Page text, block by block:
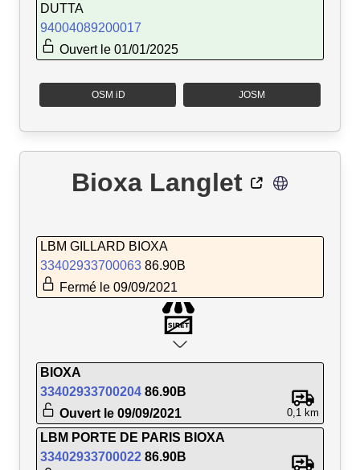
DUTTA
94004089200017
Ouvert le 01/01/2025
OSM iD JOSM
Bioxa Langlet
LBM GILLARD BIOXA
33402933700063 86.90B
Fermé le 09/09/2021
BIOXA
33402933700204 86.90B
Ouvert le 09/09/2021
0,1 km
LBM PORTE DE PARIS BIOXA
33402933700022 86.90B